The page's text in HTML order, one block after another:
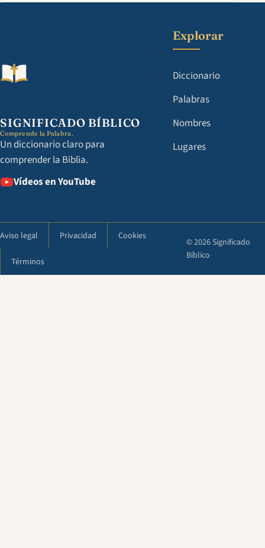
SIGNIFICADO BÍBLICO
Comprende la Palabra.
Un diccionario claro para
comprender la Biblia.
Vídeos en YouTube
Explorar
Diccionario
Palabras
Nombres
Lugares
Aviso legal Privacidad Cookies
Términos
© 2026 Significado
Bíblico